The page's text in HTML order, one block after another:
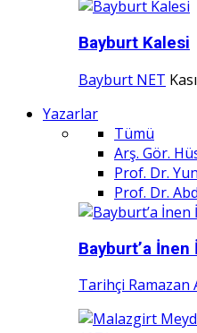
Bayburt Kalesi
Bayburt NET
Yazarlar
Tümü
Arş. Gör.
Prof. Dr.
Prof. Dr.
Bayburt’a İnen
Tarihçi Ramazan